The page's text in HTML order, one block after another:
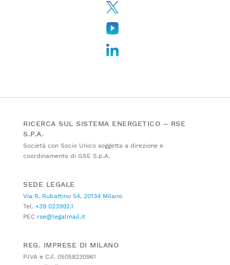
RICERCA SUL SISTEMA ENERGETICO – RSE
S.P.A.
Società con Socio Unico soggetta a direzione e
coordinamento di GSE S.p.A.
SEDE LEGALE
Via R. Rubattino 54, 20134 Milano
Tel. +39 023992.1
PEC rse@legalmail.it
REG. IMPRESE DI MILANO
P.IVA e C.F. 05058230961